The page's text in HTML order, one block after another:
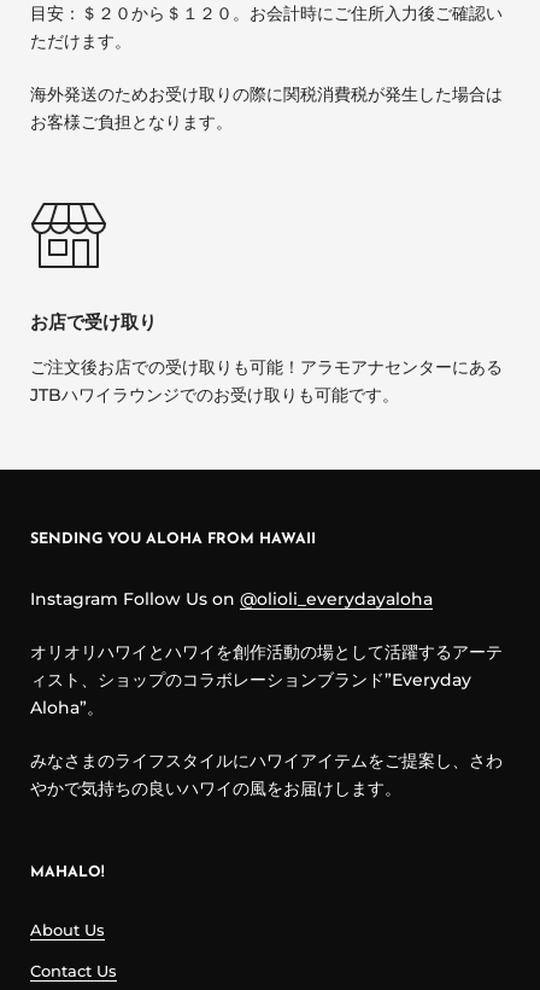
目安：＄２０から＄１２０。お会計時にご住所入力後ご確認い
ただけます。
海外発送のためお受け取りの際に関税消費税が発生した場合は
お客様ご負担となります。
お店で受け取り
ご注文後お店での受け取りも可能！アラモアナセンターにある
JTBハワイラウンジでのお受け取りも可能です。
SENDING YOU ALOHA FROM HAWAII
Instagram Follow Us on @olioli_everydayaloha
オリオリハワイとハワイを創作活動の場として活躍するアーテ
ィスト、ショップのコラボレーションブランド”Everyday
Aloha”。
みなさまのライフスタイルにハワイアイテムをご提案し、さわ
やかで気持ちの良いハワイの風をお届けします。
MAHALO!
About Us
Contact Us